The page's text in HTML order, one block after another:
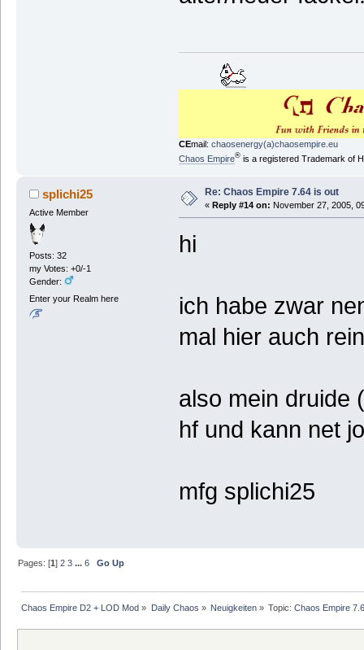
CEmail: chaosenergy(a)chaosempire.eu
Chaos Empire®is a registered Trademark of
splichi25
Active Member
Posts: 32
my Votes: +0/-1
Gender:
Enter your Realm here
Re: Chaos Empire 7.64 is out
« Reply #14 on: November 27, 2005,
hi
ich habe zwar
mal hier auch
also mein druide
hf und kann net
mfg splichi25
Pages: [1]2 3 ...6 Go Up
Chaos Empire D2 + LOD Mod » Daily Chaos » Neuigkeiten» Topic:Chaos Empire